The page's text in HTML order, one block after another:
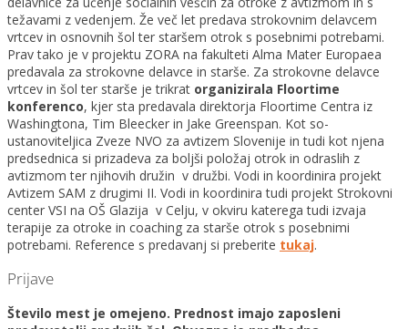
težavami z vedenjem. Že več let predava strokovnim delavcem
vrtcev in osnovnih šol ter staršem otrok s posebnimi potrebami.
Prav tako je v projektu ZORA na fakulteti Alma Mater Europaea
predavala za strokovne delavce in starše. Za strokovne delavce
vrtcev in šol ter starše je trikrat organizirala Floortime
konferenco, kjer sta predavala direktorja Floortime Centra iz
Washingtona, Tim Bleecker in Jake Greenspan. Kot so-
ustanoviteljica Zveze NVO za avtizem Slovenije in tudi kot njena
predsednica si prizadeva za boljši položaj otrok in odraslih z
avtizmom ter njihovih družin v družbi. Vodi in koordinira projekt
Avtizem SAM z drugimi II. Vodi in koordinira tudi projekt Strokovni
center VSI na OŠ Glazija v Celju, v okviru katerega tudi izvaja
terapije za otroke in coaching za starše otrok s posebnimi
potrebami. Reference s predavanj si preberite tukaj.
Prijave
Število mest je omejeno. Prednost imajo zaposleni